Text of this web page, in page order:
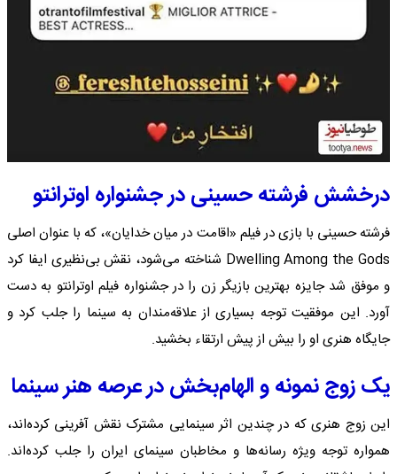
درخشش فرشته حسینی در جشنواره اوترانتو
فرشته حسینی با بازی در فیلم «اقامت در میان خدایان»، که با عنوان اصلی
Dwelling Among the Gods شناخته می‌شود، نقش بی‌نظیری ایفا کرد
و موفق شد جایزه بهترین بازیگر زن را در جشنواره فیلم اوترانتو به دست
آورد. این موفقیت توجه بسیاری از علاقه‌مندان به سینما را جلب کرد و
جایگاه هنری او را بیش از پیش ارتقاء بخشید.
یک زوج نمونه و الهام‌بخش در عرصه هنر سینما
این زوج هنری که در چندین اثر سینمایی مشترک نقش آفرینی کرده‌اند،
همواره توجه ویژه رسانه‌ها و مخاطبان سینمای ایران را جلب کرده‌اند.